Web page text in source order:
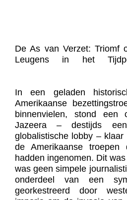
De As van Verzet: Triomf
Leugens in het
In een geladen
Amerikaanse
binnenvielen, stond een
Jazeera – destijds
globalistische lobby –
de Amerikaanse troepen
hadden ingenomen. Dit
was geen simpele
onderdeel van een
georkestreerd door